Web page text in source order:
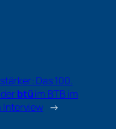
Das 100.
btüim BTB im
Interview →